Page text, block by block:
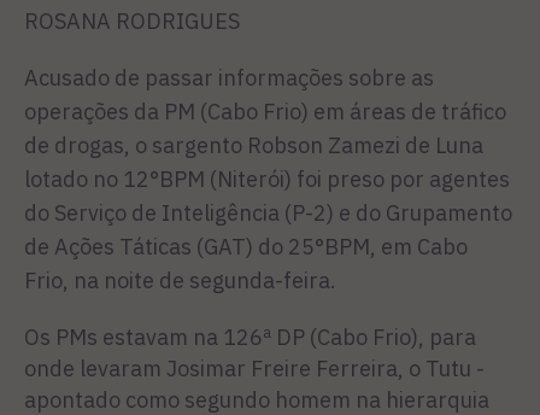
ROSANA RODRIGUES
Acusado de passar informações sobre as
operações da PM (Cabo Frio) em áreas de tráfico
de drogas, o sargento Robson Zamezi de Luna
lotado no 12°BPM (Niterói) foi preso por agentes
do Serviço de Inteligência (P-2) e do Grupamento
de Ações Táticas (GAT) do 25°BPM, em Cabo
Frio, na noite de segunda-feira.
Os PMs estavam na 126ª DP (Cabo Frio), para
onde levaram Josimar Freire Ferreira, o Tutu -
apontado como segundo homem na hierarquia